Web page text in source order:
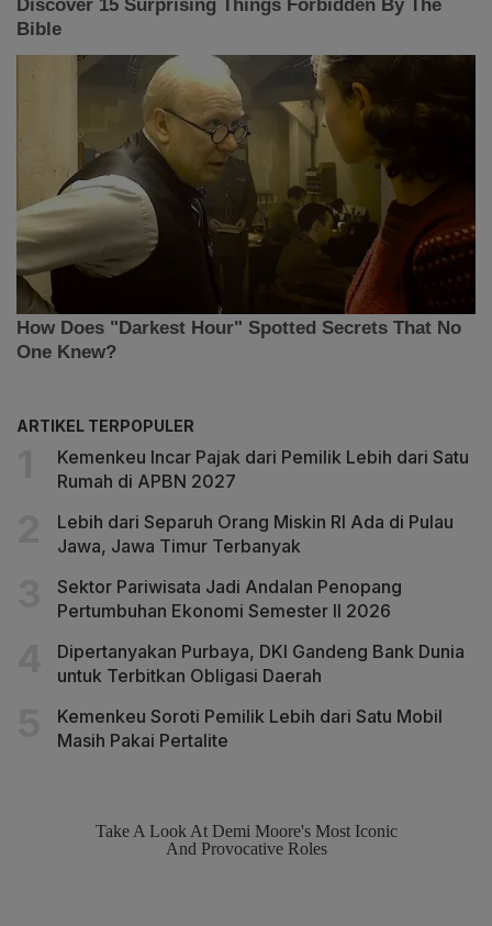
ARTIKEL TERPOPULER
Kemenkeu Incar Pajak dari Pemilik Lebih dari Satu
Rumah di APBN 2027
Lebih dari Separuh Orang Miskin RI Ada di Pulau
Jawa, Jawa Timur Terbanyak
Sektor Pariwisata Jadi Andalan Penopang
Pertumbuhan Ekonomi Semester II 2026
Dipertanyakan Purbaya, DKI Gandeng Bank Dunia
untuk Terbitkan Obligasi Daerah
Kemenkeu Soroti Pemilik Lebih dari Satu Mobil
Masih Pakai Pertalite